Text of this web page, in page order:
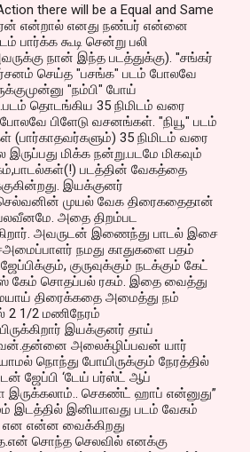
there will be a Equal and Same
என்றால் எனது நண்பர் என்னை
பார்க்க கூடி சென்று பலி
நான் இந்த படத்துக்கு). ''சங்கர்
செய்த "பசங்க" படம் போலவே
"நம்பி" போய்
தொடங்கிய 35 நிமிடம் வரை
போலவே பிளேடு வசனங்கள். "நியூ" படம்
(பார்காதவர்களும்) 35 நிமிடம் வரை
இருப்பது மிக்க நன்று.படமே மிகவும்
படத்தின் வேகத்தை
இயக்குனர்
முயல் வேக திரைகதைதான்
அதை திறம்பட
அவருடன் இணைந்து பாடல் இசை
நமது காதுகளை பதம்
குருவுக்கும் நடக்கும் கேட்
கேம் சொதப்பல் ரகம். இதை வைத்து
திரைக்கதை அமைத்து நம்
2 1/2 மணிநேரம்
இயக்குனர் தாய்
அலைக்ழிப்பவன் யார்
நொந்து போயிருக்கும் நேரத்தில்
ஜேப்பி ‘டேய் பர்ஸ்ட் ஆப்
செகண்ட் ஹாப் என்னுது”
இடத்தில் இனியாவது படம் வேகம்
என என்ன வைக்கிறது
சொந்த செலவில் எனக்கு